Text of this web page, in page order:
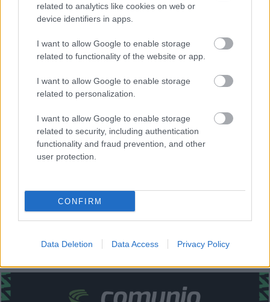
related to analytics like cookies on web or
device identifiers in apps.
I want to allow Google to enable storage
related to functionality of the website or app.
I want to allow Google to enable storage
related to personalization.
I want to allow Google to enable storage
related to security, including authentication
functionality and fraud prevention, and other
user protection.
CONFIRM
Data Deletion Data Access Privacy Policy
(Al-Hilal) en esa demarcación.
Francia debutará en su grupo midiendo sus fuerzas ante
Senegal el 16 de junio. Posteriormente se las verá con la
débil Irak el 23 de junio y cerrará el grupo en un partido que
‘Les Bleus’ tienen la exigencia de finalizar esta fase cómo
primera de grupo dado el potencial de su plantilla. En caso
de hacer los deberes, se las verían con uno de los mejores
¿Aún no juegas a Comunio Euro? Regístrate, ¡gratis!